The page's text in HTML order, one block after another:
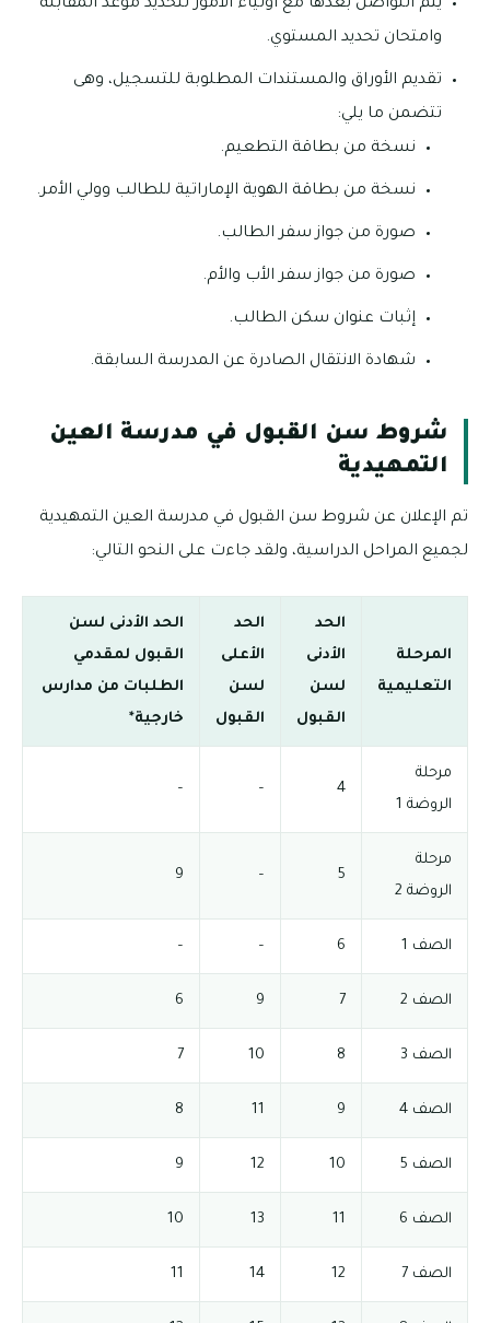
يتم التواصل بعدها مع أولياء الأمور لتحديد موعد المقابلة
وامتحان تحديد المستوي.
تقديم الأوراق والمستندات المطلوبة للتسجيل، وهى
تتضمن ما يلي:
نسخة من بطاقة التطعيم.
نسخة من بطاقة الهوية الإماراتية للطالب وولي الأمر.
صورة من جواز سفر الطالب.
صورة من جواز سفر الأب والأم.
إثبات عنوان سكن الطالب.
شهادة الانتقال الصادرة عن المدرسة السابقة.
شروط سن القبول في مدرسة العين
التمهيدية
تم الإعلان عن شروط سن القبول في مدرسة العين التمهيدية
لجميع المراحل الدراسية، ولقد جاءت على النحو التالي:
المرحلة
التعليمية
الحد
الأدنى
لسن
القبول
الحد
الأعلى
لسن
القبول
الحد الأدنى لسن
القبول لمقدمي
الطلبات من مدارس
خارجية*
مرحلة
الروضة 1
4
–
–
مرحلة
الروضة 2
5
–
9
الصف 1 6
–
–
الصف 2 7
9
6
الصف 3 8
10
7
الصف 4 9
11
8
الصف 5 10
12
9
الصف 6 11
13
10
الصف 7 12
14
11